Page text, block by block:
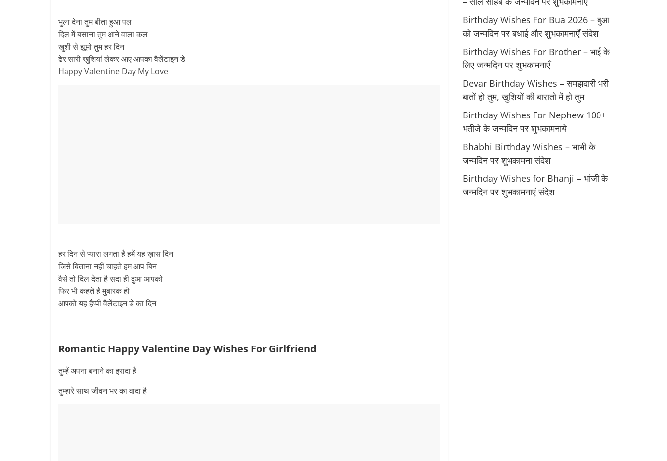
भुला देना तुम बीता हुआ पल
दिल में बसाना तुम आने वाला कल
खुशी से झूमो तुम हर दिन
ढेर सारी खुशियां लेकर आए आपका वैलेंटाइन डे
Happy Valentine Day My Love
हर दिन से प्यारा लगता है हमें यह ख़ास दिन
जिसे बिताना नहीं चाहते हम आप बिन
वैसे तो दिल देता है सदा ही दुआ आपको
फिर भी कहते है मुबारक हो
आपको यह हैप्पी वैलेंटाइन डे का दिन
Romantic Happy Valentine Day Wishes For Girlfriend
तुम्हें अपना बनाने का इरादा है
तुम्हारे साथ जीवन भर का वादा है
Birthday Wishes For Bua 2026 – बुआ
को जन्मदिन पर बधाई और शुभकामनाएँ संदेश
Birthday Wishes For Brother – भाई के
लिए जन्मदिन पर शुभकामनाएँ
Devar Birthday Wishes – समझदारी भरी
बातों हो तुम, खुशियों की बारातो में हो तुम
Birthday Wishes For Nephew 100+
भतीजे के जन्मदिन पर शुभकामनाये
Bhabhi Birthday Wishes – भाभी के
जन्मदिन पर शुभकामना संदेश
Birthday Wishes for Bhanji – भांजी के
जन्मदिन पर शुभकामनाएं संदेश